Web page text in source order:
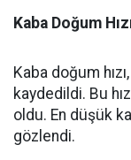
Kaba Doğum
Kaba doğum
kaydedildi. Bu
oldu. En düşük
gözlendi.